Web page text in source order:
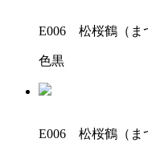
E006 松桜鶴（ま
色黒
E006 松桜鶴（ま